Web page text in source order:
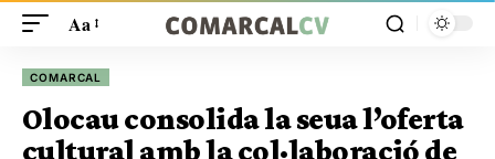
Aa
COMARCAL
Olocau consolida la seua l’oferta
cultural amb la col·laboració de